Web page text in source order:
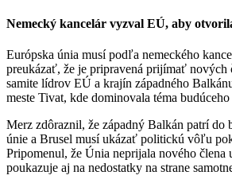
Nemecký kancelár vyzval EÚ, aby
Európska únia musí podľa nemeckého
preukázať, že je pripravená prijímať nových
samite lídrov EÚ a krajín západného
meste Tivat, kde dominovala téma
Merz zdôraznil, že západný Balkán patrí do
únie a Brusel musí ukázať politickú vôľu
Pripomenul, že Únia neprijala nového člena
poukazuje aj na nedostatky na strane